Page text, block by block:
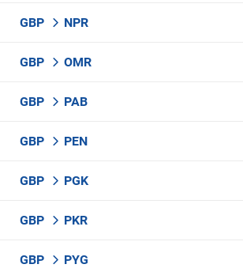
GBP NPR
GBP OMR
GBP PAB
GBP PEN
GBP PGK
GBP PKR
GBP PYG